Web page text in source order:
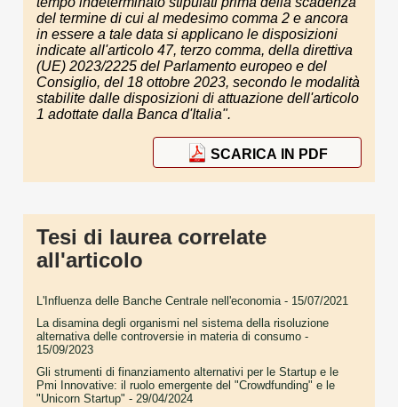
del termine di cui al medesimo comma 2 e ancora
in essere a tale data si applicano le disposizioni
indicate all'articolo 47, terzo comma, della direttiva
(UE) 2023/2225 del Parlamento europeo e del
Consiglio, del 18 ottobre 2023, secondo le modalità
stabilite dalle disposizioni di attuazione dell'articolo
1 adottate dalla Banca d'Italia".
SCARICA IN PDF
Tesi di laurea correlate
all'articolo
L'Influenza delle Banche Centrale nell'economia- 15/07/2021
La disamina degli organismi nel sistema della risoluzione
alternativa delle controversie in materia di consumo -
15/09/2023
Gli strumenti di finanziamento alternativi per le Startup e le
Pmi Innovative: il ruolo emergente del "Crowdfunding" e le
"Unicorn Startup" - 29/04/2024